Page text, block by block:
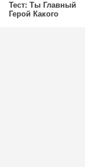
Тест: Ты Главный
Герой Какого